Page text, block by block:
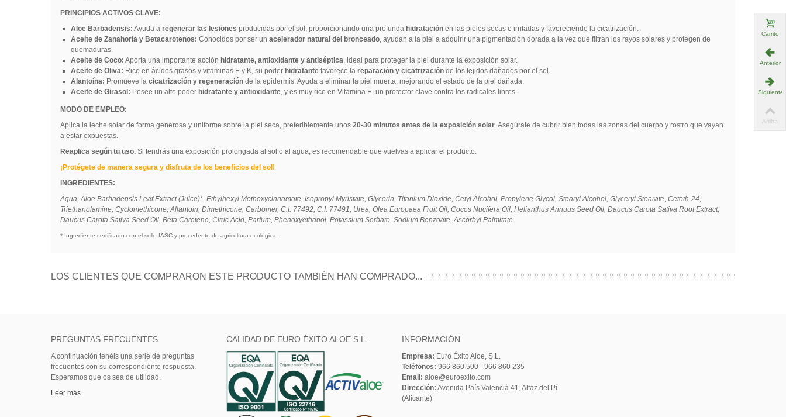
PRINCIPIOS ACTIVOS CLAVE:
Aloe Barbadensis: Ayuda a regenerar las lesiones producidas por el sol, proporcionando una profunda hidrataciónen las pieles secas e irritadas y favoreciendo la cicatrización.
Aceite de Zanahoria y Betacarotenos: Conocidos por ser un acelerador natural del bronceado, ayudan a la piel a adquirir una pigmentación dorada a la vez que filtran los rayos solares y protegen de
quemaduras.
Aceite de Coco: Aporta una importante acción hidratante, antioxidante y antiséptica , ideal para proteger la piel durante la exposición solar.
Aceite de Oliva: Rico en ácidos grasos y vitaminas E y K, su poder hidratantefavorece la reparación y cicatrizaciónde los tejidos dañados por el sol.
Alantoína: Promueve la cicatrización y regeneraciónde la epidermis. Ayuda a eliminar la piel muerta, mejorando el estado de la piel dañada.
Aceite de Girasol: Posee un alto poder hidratante y antioxidante, y es muy rico en Vitamina E, un protector clave contra los radicales libres.
MODO DE EMPLEO:
Aplica la leche solar de forma generosa y uniforme sobre la piel seca, preferiblemente unos 20-30 minutos antes de la exposición solar. Asegúrate de cubrir bien todas las zonas del cuerpo y rostro que vayan
a estar expuestas.
Reaplica según tu uso.Si tendrás una exposición prolongada al sol o al agua, es recomendable que vuelvas a aplicar el producto.
¡Protégete de manera segura y disfruta de los beneficios del sol!
INGREDIENTES:
Aqua, Aloe Barbadensis Leaf Extract (Juice)*, Ethylhexyl Methoxycinnamate, Isopropyl Myristate, Glycerin, Titanium Dioxide, Cetyl Alcohol, Propylene Glycol, Stearyl Alcohol, Glyceryl Stearate, Ceteth-24,
Triethanolamine, Cyclomethicone, Allantoin, Dimethicone, Carbomer, C.I. 77492, C.I. 77491, Urea, Olea Europaea Fruit Oil, Cocos Nucifera Oil, Helianthus Annuus Seed Oil, Daucus Carota Sativa Root Extract,
Daucus Carota Sativa Seed Oil, Beta Carotene, Citric Acid, Parfum, Phenoxyethanol, Potassium Sorbate, Sodium Benzoate, Ascorbyl Palmitate.
* Ingrediente certificado con el sello IASC y procedente de agricultura ecológica.
LOS CLIENTES QUE COMPRARON ESTE PRODUCTO TAMBIÉN HAN COMPRADO...
PREGUNTAS FRECUENTES
A continuación tenéis una serie de preguntas
frecuentes con su correspondiente respuesta.
Esperamos que os sea de utilidad.
Leer más
CALIDAD DE EURO ÉXITO ALOE S.L. INFORMACIÓN
Empresa: Euro Éxito Aloe, S.L.
Teléfonos: 966 860 500 - 966 860 235
Email: aloe@euroexito.com
Dirección: Avenida País Valencià 41, Alfaz del Pí
(Alicante)
Carrito
Anterior
Siguiente
Arriba